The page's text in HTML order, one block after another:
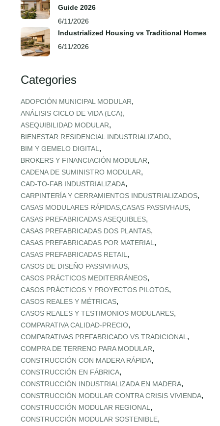
Guide 2026
6/11/2026
Industrialized Housing vs Traditional Homes
6/11/2026
Categories
ADOPCIÓN MUNICIPAL MODULAR,
ANÁLISIS CICLO DE VIDA (LCA),
ASEQUIBILIDAD MODULAR,
BIENESTAR RESIDENCIAL INDUSTRIALIZADO,
BIM Y GEMELO DIGITAL ,
BROKERS Y FINANCIACIÓN MODULAR,
CADENA DE SUMINISTRO MODULAR,
CAD‑TO‑FAB INDUSTRIALIZADA,
CARPINTERÍA Y CERRAMIENTOS INDUSTRIALIZADOS,
CASAS MODULARES RÁPIDAS,CASAS PASSIVHAUS,
CASAS PREFABRICADAS ASEQUIBLES,
CASAS PREFABRICADAS DOS PLANTAS,
CASAS PREFABRICADAS POR MATERIAL ,
CASAS PREFABRICADAS RETAIL ,
CASOS DE DISEÑO PASSIVHAUS,
CASOS PRÁCTICOS MEDITERRÁNEOS,
CASOS PRÁCTICOS Y PROYECTOS PILOTOS,
CASOS REALES Y MÉTRICAS,
CASOS REALES Y TESTIMONIOS MODULARES,
COMPARATIVA CALIDAD‑PRECIO,
COMPARATIVAS PREFABRICADO VS TRADICIONAL ,
COMPRA DE TERRENO PARA MODULAR,
CONSTRUCCIÓN CON MADERA RÁPIDA,
CONSTRUCCIÓN EN FÁBRICA,
CONSTRUCCIÓN INDUSTRIALIZADA EN MADERA,
CONSTRUCCIÓN MODULAR CONTRA CRISIS VIVIENDA,
CONSTRUCCIÓN MODULAR REGIONAL ,
CONSTRUCCIÓN MODULAR SOSTENIBLE,